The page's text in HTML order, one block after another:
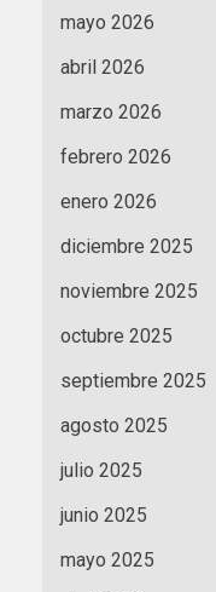
mayo 2026
abril 2026
marzo 2026
febrero 2026
enero 2026
diciembre 2025
noviembre 2025
octubre 2025
septiembre 2025
agosto 2025
julio 2025
junio 2025
mayo 2025